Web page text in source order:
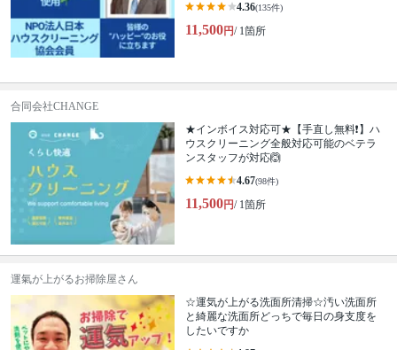
4.36(135件)
11,500円/ 1箇所
合同会社CHANGE
★インボイス対応可★【手直し無料❗️】ハ
ウスクリーニング全般対応可能のベテラ
ンスタッフが対応🙆
4.67(98件)
11,500円/ 1箇所
運氣が上がるお掃除屋さん
☆運気が上がる洗面所清掃☆汚い洗面所
と綺麗な洗面所どっちで毎日の身支度を
したいですか